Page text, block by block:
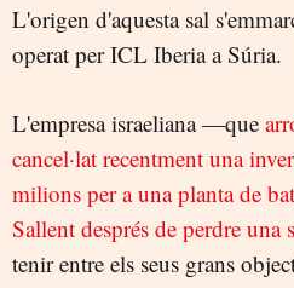
L'origen d'aquesta sal
operat per ICL Iberia a Súria.
L'empresa israeliana —que
cancel·lat recentment una
milions per a una planta de
Sallent després de perdre una
tenir entre els seus grans